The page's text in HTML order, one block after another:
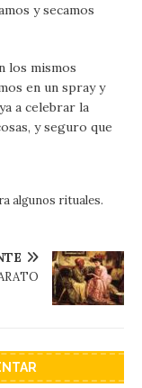
y secamos
los mismos
en un spray y
a celebrar la
y seguro que
algunos rituales.